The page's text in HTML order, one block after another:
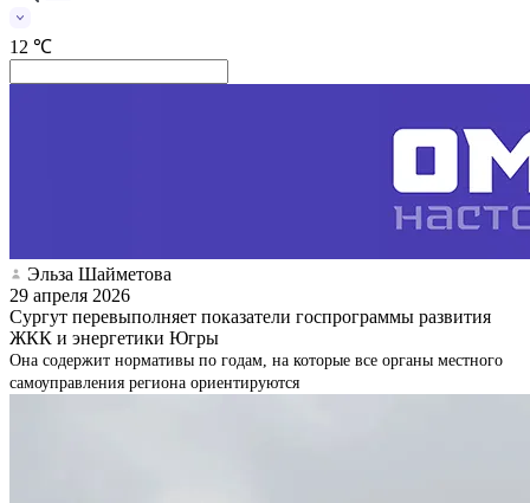
12 ℃
Эльза Шайметова
29 апреля 2026
Сургут перевыполняет показатели госпрограммы развития
ЖКК и энергетики Югры
Она содержит нормативы по годам, на которые все органы местного
самоуправления региона ориентируются